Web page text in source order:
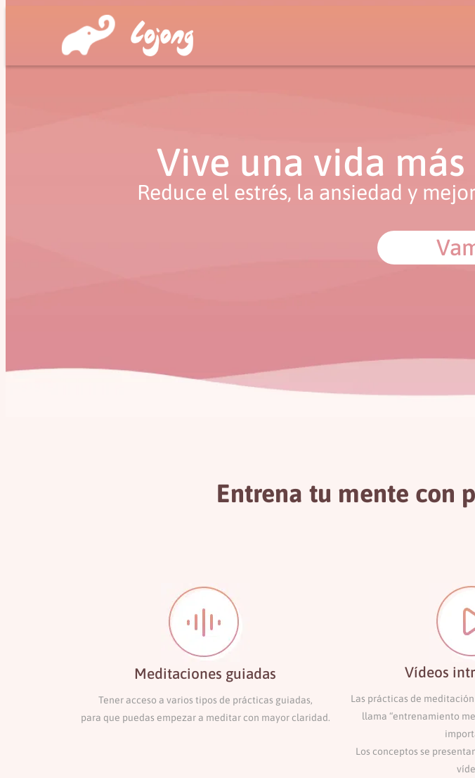
Vive una vida
Reduce el estrés, la ansiedad y
Entrena tu mente con
Meditaciones guiadas
Tener acceso a varios tipos de prácticas guiadas,
para que puedas empezar a meditar con mayor claridad.
Vídeos
Las prácticas de
llama “entrenamiento
Los conceptos se